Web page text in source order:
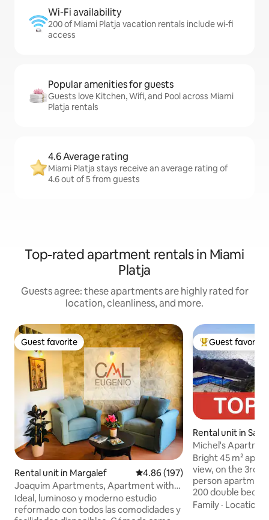
Wi-Fi availability
200 of Miami Platja vacation rentals include wi-fi
access
Popular amenities for guests
Guests love Kitchen, Wifi, and Pool across Miami
Platja rentals
4.6 Average rating
Miami Platja stays receive an average rating of
4.6 out of 5 from guests
Top-rated apartment rentals in Miami
Platja
Guests agree: these apartments are highly rated for
location, cleanliness, and more.
Guest favorite
Guest favorite
Rental unit in Margalef 4.86 out of 5 average rating,
4.86 (197)
Joaquim Apartments, Apartment with
king-size bed
Ideal, luminoso y moderno estudio
reformado con todos las comodidades y
Top guest
Guest favorite
Rental unit in
Michel's
of the M...
Bright 45 m²
view, on the 3rd
person
200 double bed,
direct access to
Family · Location